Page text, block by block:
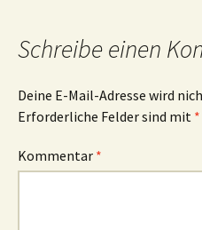
Schreibe einen
Deine E-Mail-Adresse wird
Erforderliche Felder sind mit *
Kommentar *